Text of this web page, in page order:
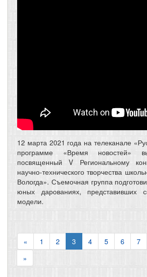
12 марта 2021 года на телеканале
программе «Время новостей»
посвященный V Региональному
научно-технического творчества
Вологда». Съемочная группа
юных дарованиях, представивших
модели.
« 1 2 3 4 5 6 7
»